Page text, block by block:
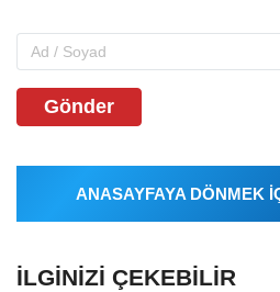
Gönder
ANASAYFAYA DÖNMEK
İLGINIZI ÇEKEBILIR